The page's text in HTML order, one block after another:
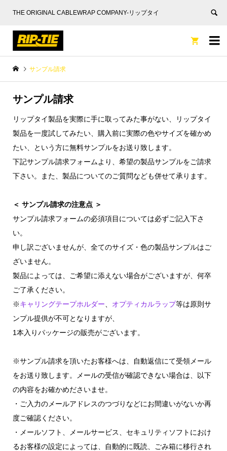
THE ORIGINAL CABLEWRAP COMPANY-リップタイ


サンプル請求
サンプル請求
リップタイ製品を実際に手に取ってみた事がない、リップタイ
製品を一度試してみたい、購入前に実際の色やサイズを確かめ
たい、という方に無料サンプルをお送り致します。
下記サンプル請求フォームより、希望の製品サンプルをご請求
下さい。また、製品についてのご質問なども併せて承ります。
＜ サンプル請求の注意点 ＞
サンプル請求フォームの必須項目については必ずご記入下さ
い。
申し訳ございませんが、全てのサイズ・色の製品サンプルはご
ざいません。
製品によっては、ご希望に添えない場合がございますが、何卒
ご了承ください。
※キャリングテープホルダー オプティカルラップ等は原則サ
ンプル提供が不可となりますが、
1本入りパッケージの販売がございます。
※サンプル請求を頂いたお客様へは、自動返信にて受領メール
をお送り致します。メールの受信が確認できない場合は、以下
の内容をお確かめださいませ。
・ご入力のメールアドレスのつづりなどにお間違いがないか再
度ご確認ください。
・メールソフト、メールサービス、セキュリティソフトにおけ
るお客様の設定によっては、自動的に既読、ごみ箱に移行され